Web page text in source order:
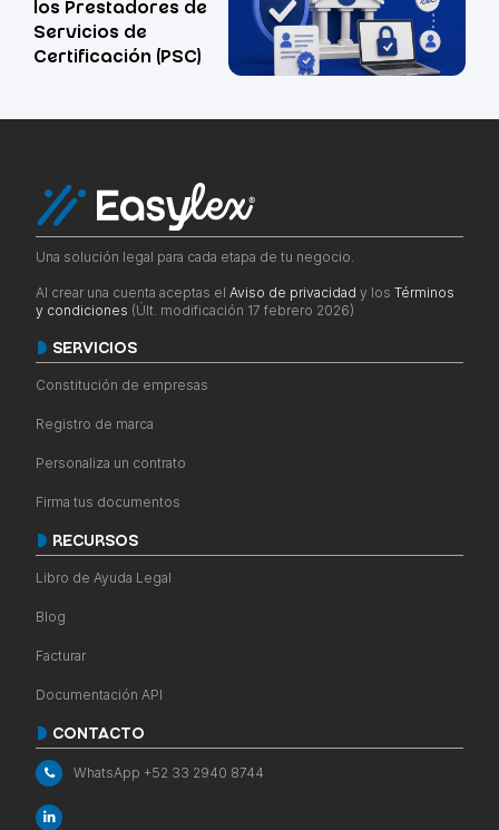
los Prestadores de
Servicios de
Certificación (PSC)
Una solución legal para cada etapa de tu negocio.
Al crear una cuenta aceptas el Aviso de privacidad y los Términos
y condiciones (Últ. modificación 17 febrero 2026)
SERVICIOS
Constitución de empresas
Registro de marca
Personaliza un contrato
Firma tus documentos
RECURSOS
Libro de Ayuda Legal
Blog
Facturar
Documentación API
CONTACTO
WhatsApp +52 33 2940 8744